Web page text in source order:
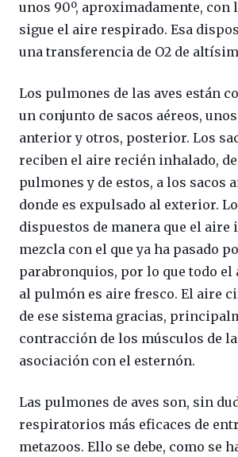
unos 90º, aproximadamente, con
sigue el aire respirado. Esa
una transferencia de O2 de
Los pulmones de las aves están
un conjunto de sacos aéreos,
anterior y otros, posterior. Los
reciben el aire recién inhalado,
pulmones y de estos, a los sacos
donde es expulsado al exterior.
dispuestos de manera que el aire
mezcla con el que ya ha pasado
parabronquios, por lo que todo el
al pulmón es aire fresco. El aire
de ese sistema gracias,
contracción de los músculos de
asociación con el esternón.
Las pulmones de aves son, sin
respiratorios más eficaces de
metazoos. Ello se debe, como se